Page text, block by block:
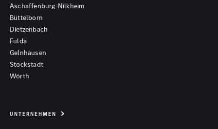
Aschaffenburg-Nilkheim
Büttelborn
Dietzenbach
Fulda
Gelnhausen
Stockstadt
Wörth
UNTERNEHMEN